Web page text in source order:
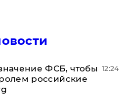
ФСБ, чтобы
российские
12:24